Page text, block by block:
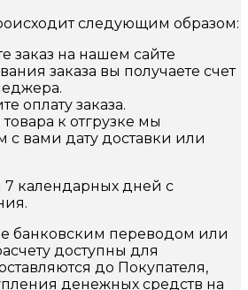
следующим образом:
заказ на нашем сайте
заказа вы получаете счет
оплату заказа.
к отгрузке мы
с вами дату доставки или
7 календарных дней с
банковским переводом или
доступны для
до Покупателя,
денежных средств на